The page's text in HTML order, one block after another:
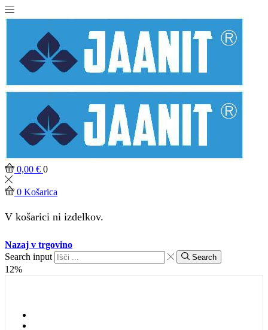
0,00 € 0
0 Košarica
V košarici ni izdelkov.
Nazaj v trgovino
Search input
Search
12%